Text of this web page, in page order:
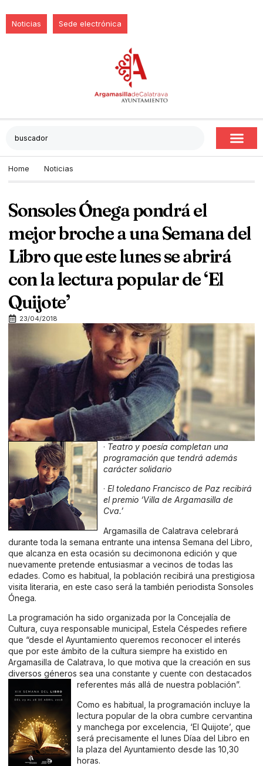
Noticias Sede electrónica
Home Noticias
Sonsoles Ónega pondrá el
mejor broche a una Semana del
Libro que este lunes se abrirá
con la lectura popular de ‘El
Quijote’
23/04/2018
· Teatro y poesía completan una
programación que tendrá además
carácter solidario
· El toledano Francisco de Paz recibirá
el premio ‘Villa de Argamasilla de
Cva.’
Argamasilla de Calatrava celebrará
durante toda la semana entrante una intensa Semana del Libro,
que alcanza en esta ocasión su decimonona edición y que
nuevamente pretende entusiasmar a vecinos de todas las
edades. Como es habitual, la población recibirá una prestigiosa
visita literaria, en este caso será la también periodista Sonsoles
Ónega.
La programación ha sido organizada por la Concejalía de
Cultura, cuya responsable municipal, Estela Céspedes refiere
que “desde el Ayuntamiento queremos reconocer el interés
que por este ámbito de la cultura siempre ha existido en
Argamasilla de Calatrava, lo que motiva que la creación en sus
diversos géneros sea una constante y cuente con destacados
referentes más allá de nuestra población”.
Como es habitual, la programación incluye la
lectura popular de la obra cumbre cervantina
y manchega por excelencia, ‘El Quijote’, que
será precisamente el lunes Díaa del Libro en
la plaza del Ayuntamiento desde las 10,30
horas.